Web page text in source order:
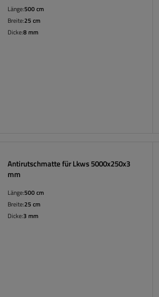
Länge:500 cm
Breite:25 cm
Dicke:8 mm
Antirutschmatte für Lkws 5000x250x3
mm
Länge:500 cm
Breite:25 cm
Dicke:3 mm